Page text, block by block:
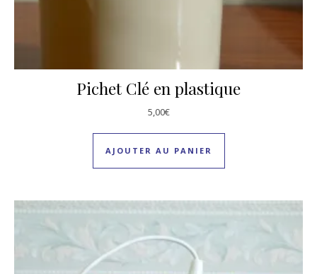
Pichet Clé en plastique
5,00€
AJOUTER AU PANIER